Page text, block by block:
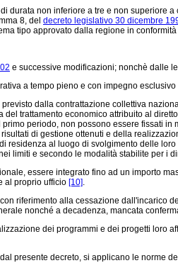
non inferiore a tre e non superiore
8, del decreto legislativo 30 dicembre
tipo approvato dalla regione in
e successive modificazioni; nonchè dalle
a tempo pieno e con impegno esclusivo
dalla contrattazione collettiva
trattamento economico attribuito al
periodo, non possono essere fissati in
di gestione ottenuti e della
al luogo di svolgimento delle
limiti e secondo le modalità stabilite per i
essere integrato fino ad un importo
al proprio ufficio [10].
riferimento alla cessazione dall'incarico
nonché a decadenza, mancata
dei programmi e dei progetti loro
presente decreto, si applicano le norme